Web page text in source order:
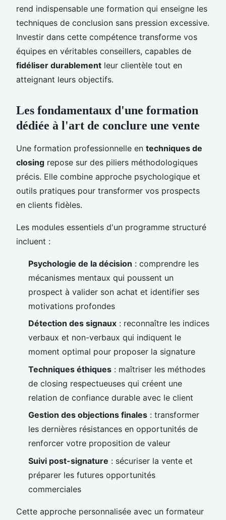
rend indispensable une formation qui enseigne les
techniques de conclusion sans pression excessive.
Investir dans cette compétence transforme vos
équipes en véritables conseillers, capables de
fidéliser durablement leur clientèle tout en
atteignant leurs objectifs.
Les fondamentaux d'une formation
dédiée à l'art de conclure une vente
Une formation professionnelle en techniques de
closing repose sur des piliers méthodologiques
précis. Elle combine approche psychologique et
outils pratiques pour transformer vos prospects
en clients fidèles.
Les modules essentiels d'un programme structuré
incluent :
Psychologie de la décision : comprendre les
mécanismes mentaux qui poussent un
prospect à valider son achat et identifier ses
motivations profondes
Détection des signaux : reconnaître les indices
verbaux et non-verbaux qui indiquent le
moment optimal pour proposer la signature
Techniques éthiques : maîtriser les méthodes
de closing respectueuses qui créent une
relation de confiance durable avec le client
Gestion des objections finales : transformer
les dernières résistances en opportunités de
renforcer votre proposition de valeur
Suivi post-signature : sécuriser la vente et
préparer les futures opportunités
commerciales
Cette approche personnalisée avec un formateur